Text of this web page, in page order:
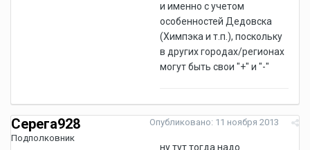
и именно с учетом
особенностей Дедовска
(Химпэка и т.п.), поскольку
в других городах/регионах
могут быть свои "+" и "-"
Серега928
Подполковник
Опубликовано: 11 ноября 2013
ну тут тогда надо